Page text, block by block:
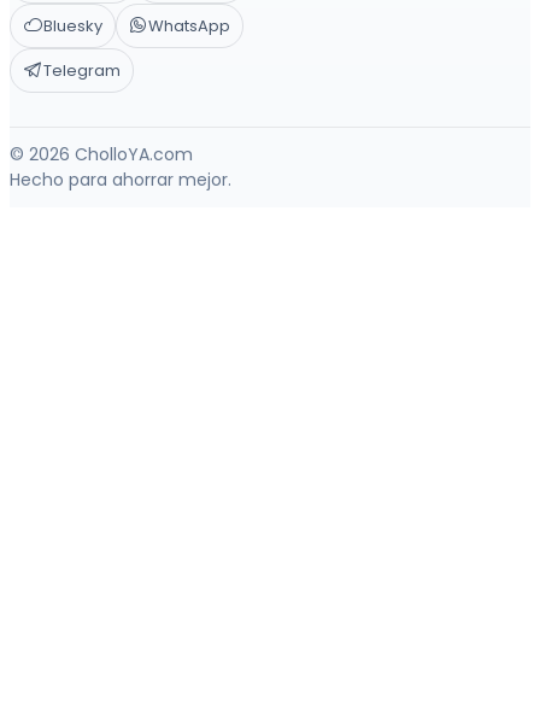
Bluesky
WhatsApp
Telegram
© 2026 CholloYA.com
Hecho para ahorrar mejor.